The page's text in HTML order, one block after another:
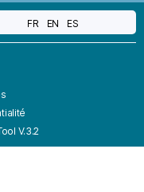
FR EN ES
V.3.2